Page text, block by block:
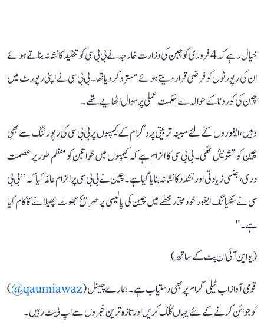
خیال رہے کہ 4 فروری کو چین کی وزارت خارجہ نے بی بی سی کو تنقید کا نشانہ بناتے ہوئے
ان کی رپورٹوں کو فرضی قرار دیتے ہوئے مسترد کر دیا تھا۔ بی بی سی نے اپنی رپورٹ میں
چین کی کورونا کے حوالہ سے حکمت عملی پر سوال اٹھایے تھے۔
وہیں، ایغوروں کے لئے مبینہ تربیتی پروگرام کے کیمپوں پر بی بی سی کی رپورٹنگ سے بھی
چین کو تشویش تھی۔ بی بی سی کا الزام ہے کہ کیمپوں میں خواتین کو منظم طور پر عصمت
دری، جنسی زیادتی اور تشدد کا نشانہ بنایا گیا ہے۔ چین نے بی بی سی پر الزام عائد کیا کہ ’’بی بی
سی نے سنکیانگ ایغور خودمختار خطے میں چین کی پالیسی پر صریح جھوٹ پھیلانے کا کام کیا
ہے۔"
(یو این آئی ان پٹ کے ساتھ)
قومی آواز اب ٹیلی گرام پر بھی دستیاب ہے۔ ہمارے چینل (qaumiawaz@
)
کو جوائن کرنے کے لئے یہاں کلک کریں اور تازہ ترین خبروں سے اپ ڈیٹ رہیں۔